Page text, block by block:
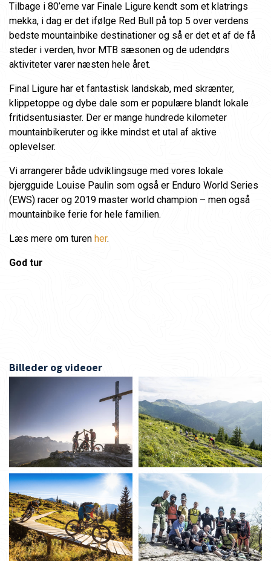
Tilbage i 80’erne var Finale Ligure kendt som et klatrings
mekka, i dag er det ifølge Red Bull på top 5 over verdens
bedste mountainbike destinationer og så er det et af de få
steder i verden, hvor MTB sæsonen og de udendørs
aktiviteter varer næsten hele året.
Final Ligure har et fantastisk landskab, med skrænter,
klippetoppe og dybe dale som er populære blandt lokale
fritidsentusiaster. Der er mange hundrede kilometer
mountainbikeruter og ikke mindst et utal af aktive
oplevelser.
Vi arrangerer både udviklingsuge med vores lokale
bjergguide Louise Paulin som også er Enduro World Series
(EWS) racer og 2019 master world champion – men også
mountainbike ferie for hele familien.
Læs mere om turen her.
God tur
Billeder og videoer